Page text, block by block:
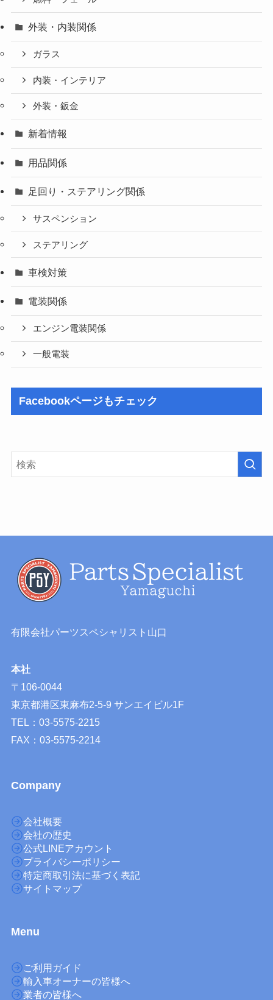
外装・内装関係
ガラス
内装・インテリア
外装・鈑金
新着情報
用品関係
足回り・ステアリング関係
サスペンション
ステアリング
車検対策
電装関係
エンジン電装関係
一般電装
Facebookページもチェック
有限会社パーツスペシャリスト山口
本社
〒106-0044
東京都港区東麻布2-5-9 サンエイビル1F
TEL：03-5575-2215
FAX：03-5575-2214
Company
会社概要
会社の歴史
公式LINEアカウント
プライバシーポリシー
特定商取引法に基づく表記
サイトマップ
Menu
ご利用ガイド
輸入車オーナーの皆様へ
業者の皆様へ